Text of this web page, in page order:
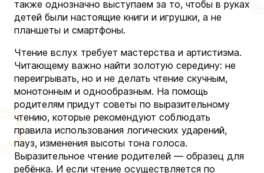
также однозначно выступаем за то, чтобы в руках
детей были настоящие книги и игрушки, а не
планшеты и смартфоны.
Чтение вслух требует мастерства и артистизма.
Читающему важно найти золотую середину: не
переигрывать, но и не делать чтение скучным,
монотонным и однообразным. На помощь
родителям придут советы по выразительному
чтению, которые рекомендуют соблюдать
правила использования логических ударений,
пауз, изменения высоты тона голоса.
Выразительное чтение родителей — образец для
ребёнка. И если чтение осуществляется по